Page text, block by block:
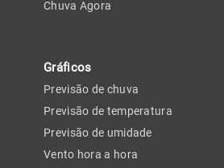
Chuva Agora
Gráficos
Previsão de chuva
Previsão de temperatura
Previsão de umidade
Vento hora a hora